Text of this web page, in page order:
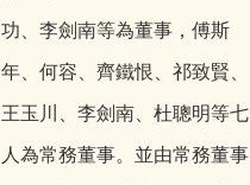
功、李劍南等為董事，傅斯
年、何容、齊鐵恨、祁致賢、
王玉川、李劍南、杜聰明等七
人為常務董事。並由常務董事